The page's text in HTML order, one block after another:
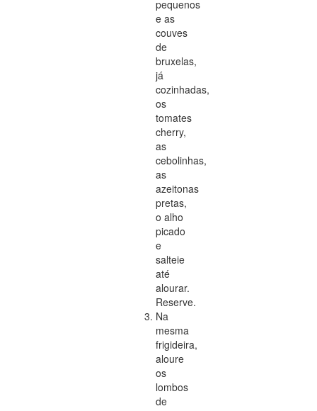
pequenos
e as
couves
de
bruxelas,
já
cozinhadas,
os
tomates
cherry,
as
cebolinhas,
as
azeitonas
pretas,
o alho
picado
e
salteie
até
alourar.
Reserve.
Na
mesma
frigideira,
aloure
os
lombos
de